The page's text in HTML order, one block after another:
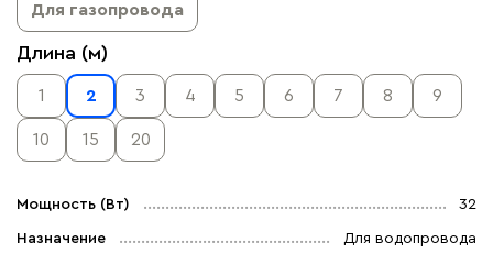
Для газопровода
Длина (м)
1 2 3 4 5 6 7 8 9
10 15 20
Мощность (Вт) 32
Назначение Для водопровода